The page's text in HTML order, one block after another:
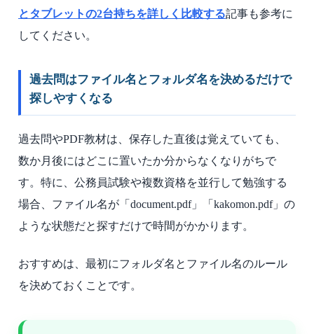
とタブレットの2台持ちを詳しく比較する記事も参考に
してください。
過去問はファイル名とフォルダ名を決めるだけで
探しやすくなる
過去問やPDF教材は、保存した直後は覚えていても、
数か月後にはどこに置いたか分からなくなりがちで
す。特に、公務員試験や複数資格を並行して勉強する
場合、ファイル名が「document.pdf」「kakomon.pdf」の
ような状態だと探すだけで時間がかかります。
おすすめは、最初にフォルダ名とファイル名のルール
を決めておくことです。